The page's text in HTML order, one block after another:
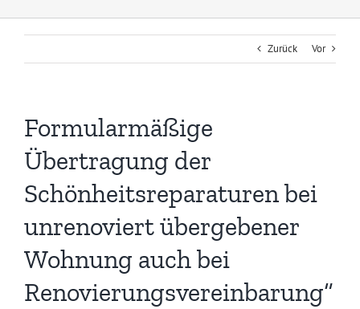
Zurück Vor
Formularmäßige
Übertragung der
Schönheitsreparaturen bei
unrenoviert übergebener
Wohnung auch bei
Renovierungsvereinbarung“